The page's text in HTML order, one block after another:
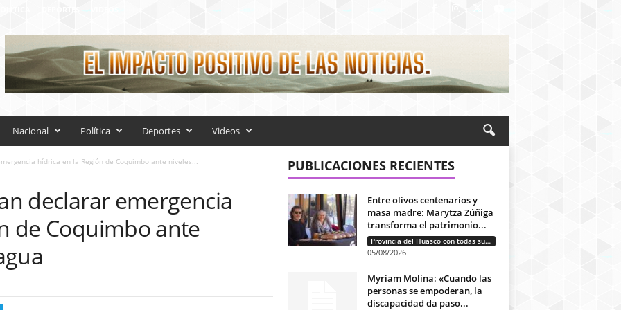
Nacional Política Deportes Videos
hídrica en la Región de Coquimbo ante niveles...
declarar emergencia
de Coquimbo ante
PUBLICACIONES RECIENTES
Entre olivos centenarios y
masa madre: Marytza Zúñiga
transforma el patrimonio...
Provincia del Huasco con todas sus letras: Historias que unen cultura, diversidad e identidad
05/08/2026
Myriam Molina: «Cuando las
personas se empoderan, la
discapacidad da paso...